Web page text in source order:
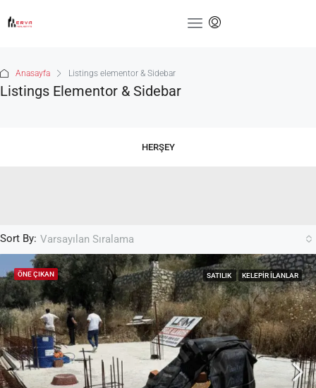
Anasayfa Listings elementor & Sidebar
Listings Elementor & Sidebar
HERŞEY
Sort By: Varsayılan Sıralama
ÖNE ÇIKAN SATILIK KELEPIR İLANLAR